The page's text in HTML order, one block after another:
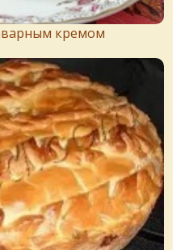
кремом